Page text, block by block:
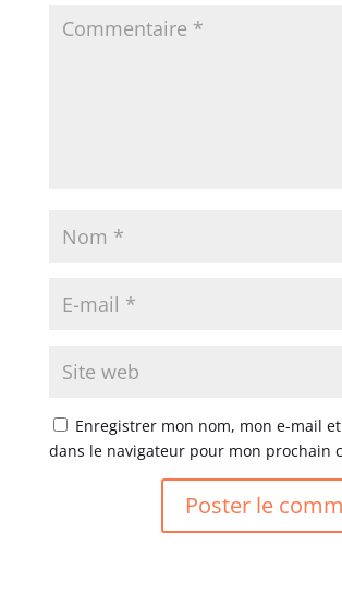
Enregistrer mon nom, mon e-mail
dans le navigateur pour mon prochain